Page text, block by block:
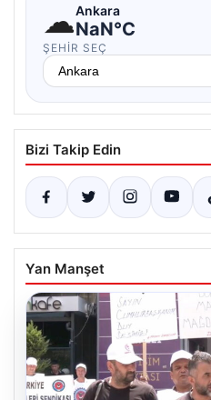
☁Ankara
NaN°C
ŞEHIR SEÇ
Bizi Takip Edin
Yan Manşet